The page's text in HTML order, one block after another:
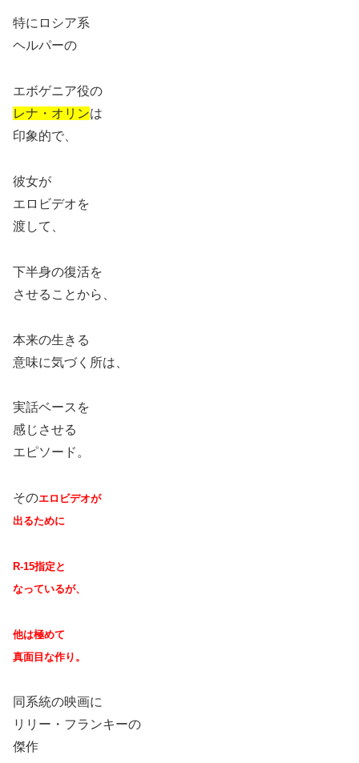
特にロシア系
ヘルパーの
エボゲニア役の
レナ・オリンは
印象的で、
彼女が
エロビデオを
渡して、
下半身の復活を
させることから、
本来の生きる
意味に気づく所は、
実話ベースを
感じさせる
エピソード。
そのエロビデオが
出るために
R-15指定と
なっているが、
他は極めて
真面目な作り。
同系統の映画に
リリー・フランキーの
傑作